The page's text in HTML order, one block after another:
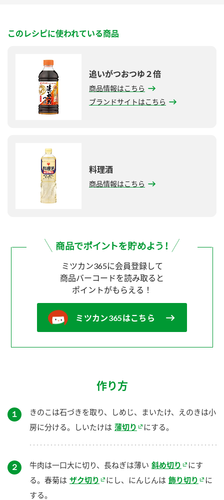
このレシピに使われている商品
追いがつおつゆ２倍
商品情報はこちら
ブランドサイトはこちら
料理酒
商品情報はこちら
ミツカン365に会員登録して
商品バーコードを読み取ると
ポイントがもらえる！
ミツカン365はこちら
作り方
１
きのこは石づきを取り、しめじ、まいたけ、えのきは小
房に分ける。しいたけは 薄切り にする。
２ 牛肉は一口大に切り、長ねぎは薄い 斜め切り
にす
る。春菊は ザク切り にし、にんじんは 飾り切り
に
する。